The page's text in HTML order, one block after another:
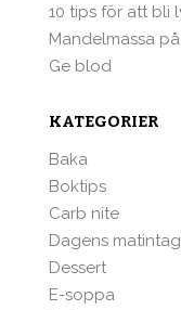
10 tips för att bli
Mandelmassa
Ge blod
KATEGORIER
Baka
Boktips
Carb nite
Dagens matintag
Dessert
E-soppa